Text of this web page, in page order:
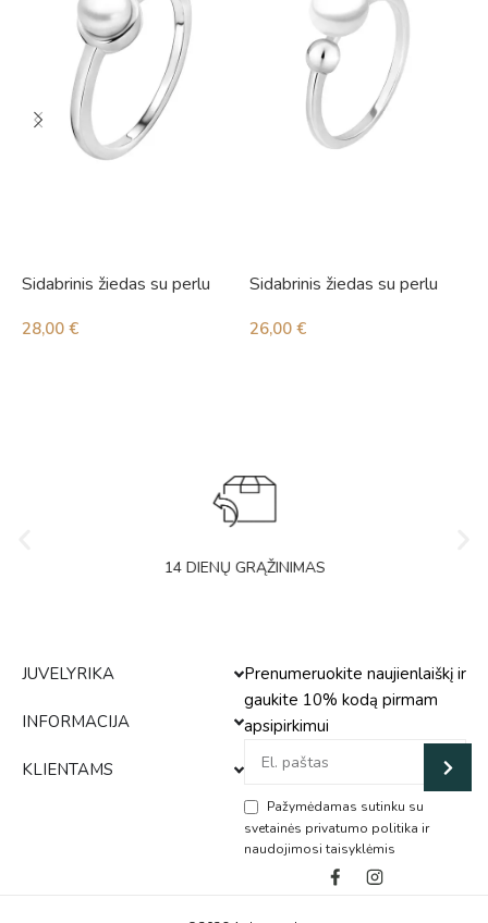
Sidabrinis žiedas su perlu
28,00 €
Sidabrinis žiedas su perlu
26,00 €
14 DIENŲ GRĄŽINIMAS
JUVELYRIKA
INFORMACIJA
KLIENTAMS
Prenumeruokite naujienlaiškį ir
gaukite 10% kodą pirmam
apsipirkimui
Pažymėdamas sutinku su
svetainės privatumo politika ir
naudojimosi taisyklėmis
Alternative: